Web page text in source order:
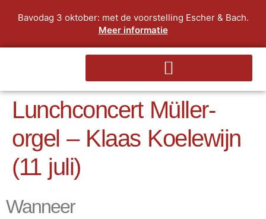
Bavodag 3 oktober: met de voorstelling Escher & Bach.
Meer informatie
Lunchconcert Müller-
orgel – Klaas Koelewijn
(11 juli)
Wanneer